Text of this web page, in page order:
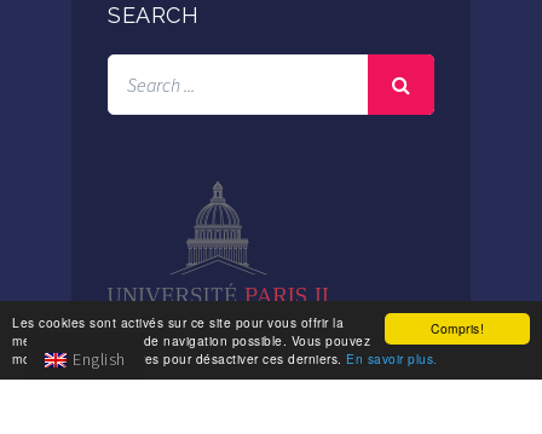
Compris!
Les cookies sont activés sur ce site pour vous offrir la
meilleure expérience de navigation possible. Vous pouvez
modifier vos paramètres pour désactiver ces derniers. En savoir plus.
SEARCH
English